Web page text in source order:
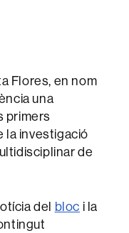
Flores, en nom
una
primers
la investigació
de
del bloc i la